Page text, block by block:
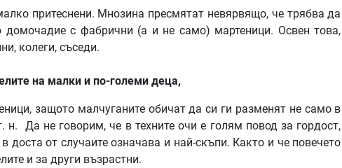
притеснени. Мнозина пресмятат невярвящо, че трябва да
домочадие с фабрични (а и не само) мартеници. Освен това,
колеги, съседи.
на малки и по-големи деца,
защото малчуганите обичат да си ги разменят не само в
н. Да не говорим, че в техните очи е голям повод за гордост,
доста от случаите означава и най-скъпи. Както и че повечето
и за други възрастни.